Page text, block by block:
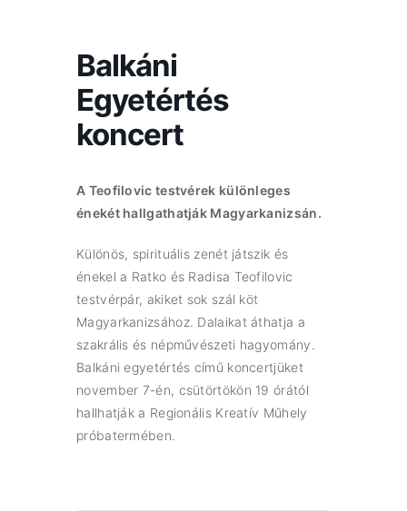
Balkáni
Egyetértés
koncert
A Teofilovic testvérek különleges
énekét hallgathatják Magyarkanizsán.
Különös, spirituális zenét játszik és
énekel a Ratko és Radisa Teofilovic
testvérpár, akiket sok szál köt
Magyarkanizsához. Dalaikat áthatja a
szakrális és népművészeti hagyomány.
Balkáni egyetértés című koncertjüket
november 7-én, csütörtökön 19 órától
hallhatják a Regionális Kreatív Műhely
próbatermében.